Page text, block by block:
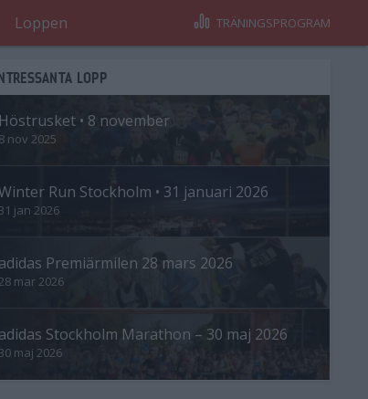
Loppen TRÄNINGSPROGRAM
LOPP
Höstrusket • 8 november
8 nov 2025
Run Stockholm • 31 januari 2026
31 jan 2026
adidas Premiärmilen 28 mars 2026
mar 2026
adidas Stockholm Marathon – 30 maj 2026
30 maj 2026